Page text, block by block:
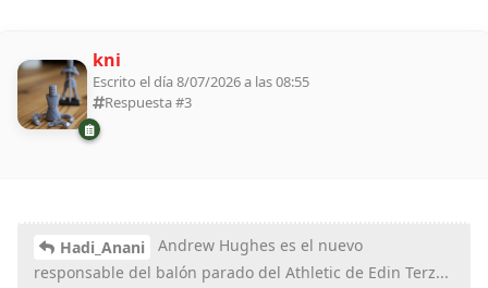
kni
Escrito el día 8/07/2026 a las 08:55
Respuesta #3
Hadi_Anani
Andrew Hughes es el nuevo
responsable del balón parado del Athletic de Edin Terz...